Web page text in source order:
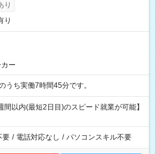
り
り
ー
※表記のうち実働7時間45分です。
以内(最短2日目)のスピード就業が可能】
要 / 電話対応なし / パソコンスキル不要